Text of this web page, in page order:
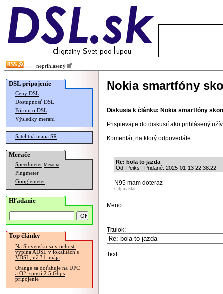
neprihlásený
DSL pripojenie
Ceny DSL
Dostupnosť DSL
Fórum o DSL
Výsledky meraní
Satelitná mapa SR
Merače
Speedmeter Merania
Pingmeter
Googlemeter
Hľadanie
Top články
Na Slovensku sa v tichosti
vypína ADSL v lokalitách s
VDSL, už 31. mája
Orange sa doťahuje na UPC
a O2, spustí 2.5 Gbps
pripojenie
Nokia smartfóny
Diskusia k článku: Nokia smartfóny
Prispievajte do diskusií ako prihlásený
Komentár, na ktorý odpovedáte:
Re: bola to jazda
Od: Peiks | Pridané: 2025-01-13 22:38:22
N95 mam doteraz
Odpovedať
Meno:
Titulok:
Text: